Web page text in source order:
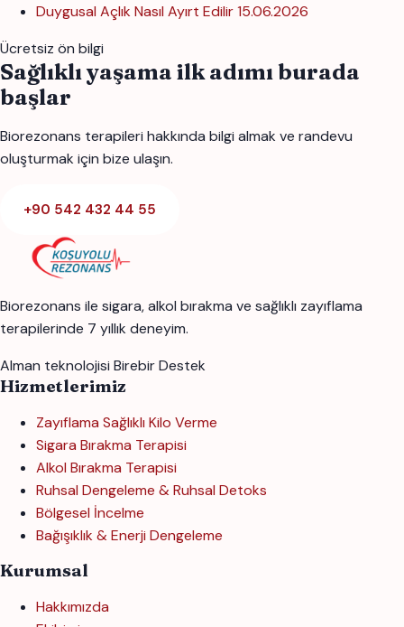
Duygusal Açlık Nasıl Ayırt Edilir15.06.2026
Ücretsiz ön bilgi
Sağlıklı yaşama ilk adımı burada
başlar
Biorezonans terapileri hakkında bilgi almak ve randevu
oluşturmak için bize ulaşın.
+90 542 432 44 55
Biorezonans ile sigara, alkol bırakma ve sağlıklı zayıflama
terapilerinde 7 yıllık deneyim.
Alman teknolojisi Birebir Destek
Hizmetlerimiz
Zayıflama Sağlıklı Kilo Verme
Sigara Bırakma Terapisi
Alkol Bırakma Terapisi
Ruhsal Dengeleme & Ruhsal Detoks
Bölgesel İncelme
Bağışıklık & Enerji Dengeleme
Kurumsal
Hakkımızda